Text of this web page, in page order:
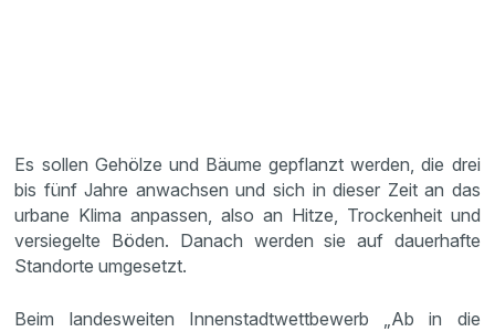
Es sollen Gehölze und Bäume gepflanzt werden, die drei
bis fünf Jahre anwachsen und sich in dieser Zeit an das
urbane Klima anpassen, also an Hitze, Trockenheit und
versiegelte Böden. Danach werden sie auf dauerhafte
Standorte umgesetzt.
Beim landesweiten Innenstadtwettbewerb „Ab in die